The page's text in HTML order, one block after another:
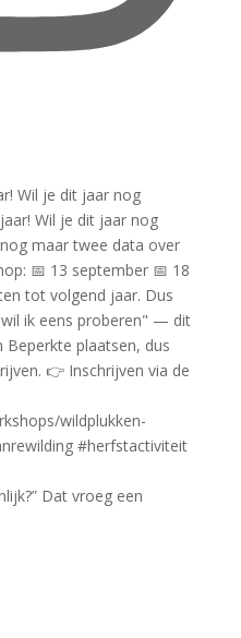
Wil je dit jaar nog
Dat vroeg een